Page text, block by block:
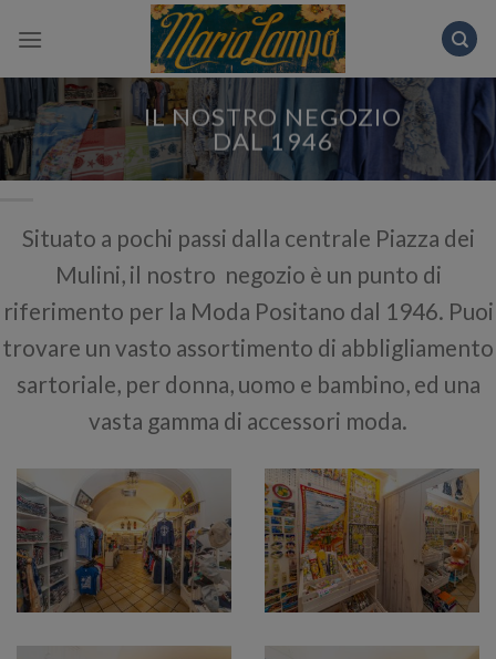
IL NOSTRO NEGOZIO
DAL 1946
Situato a pochi passi dalla centrale Piazza dei
Mulini, il nostro negozio è un punto di
riferimento per la Moda Positano dal 1946. Puoi
trovare un vasto assortimento di abbligliamento
sartoriale, per donna, uomo e bambino, ed una
vasta gamma di accessori moda.